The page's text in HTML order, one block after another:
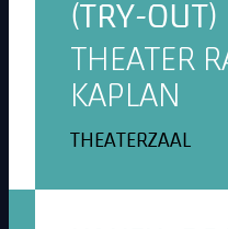
(TRY-OUT)
THEATER
KAPLAN
THEATERZAAL